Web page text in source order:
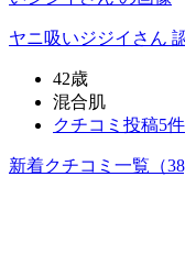
ヤニ吸いジジイ さん
42歳
混合肌
クチコミ投稿5件
新着クチコミ一覧 （